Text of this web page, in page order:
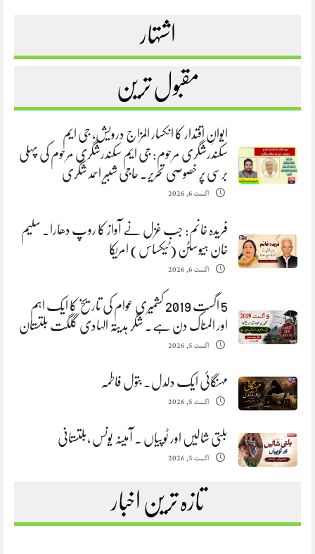
اشتہار
مقبول ترین
ایوانِ اقتدار کا انکسار المزاج درویش، جی ایم
سکندرشگری مرحوم: جی ایم سکندرشگری مرحوم کی پہلی
برسی پر خصوصی تحریر. حاجی شبیر احمد شگری
اگست 6, 2026
فریدہ خانم: جب غزل نے آواز کا روپ دھارا. سلیم
خان ہیوسٹن (ٹیکساس) امریکا
اگست 6, 2026
5 اگست 2019 کشمیری عوام کی تاریخ کا ایک اہم
اور المناک دن ہے. شگر ہدیتہ الہادی گلگت بلتستان
اگست 5, 2026
مہنگائی ایک دلدل. بتول فاطمہ
اگست 5, 2026
بلتی شالیں اور ٹوپیاں . آمینہ یونس ،بلتستانی
اگست 5, 2026
تازہ ترین اخبار